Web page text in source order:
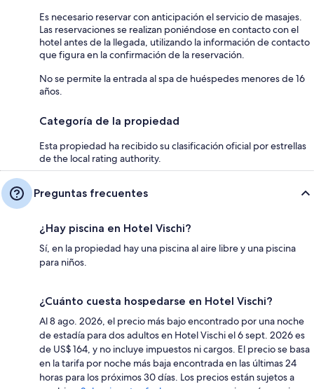
Es necesario reservar con anticipación el servicio de masajes.
Las reservaciones se realizan poniéndose en contacto con el
hotel antes de la llegada, utilizando la información de contacto
que figura en la confirmación de la reservación.
No se permite la entrada al spa de huéspedes menores de 16
años.
Categoría de la propiedad
Esta propiedad ha recibido su clasificación oficial por estrellas
de the local rating authority.
Preguntas frecuentes
¿Hay piscina en Hotel Vischi?
Sí, en la propiedad hay una piscina al aire libre y una piscina
para niños.
¿Cuánto cuesta hospedarse en Hotel Vischi?
Al 8 ago. 2026, el precio más bajo encontrado por una noche
de estadía para dos adultos en Hotel Vischi el 6 sept. 2026 es
de US$ 164, y no incluye impuestos ni cargos. El precio se basa
en la tarifa por noche más baja encontrada en las últimas 24
horas para los próximos 30 días. Los precios están sujetos a